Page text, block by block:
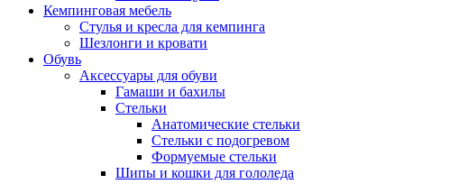
Кемпинговая мебель
Стулья и кресла для кемпинга
Шезлонги и кровати
Обувь
Аксессуары для обуви
Гамаши и бахилы
Стельки
Анатомические стельки
Стельки с подогревом
Формуемые стельки
Шипы и кошки для гололеда